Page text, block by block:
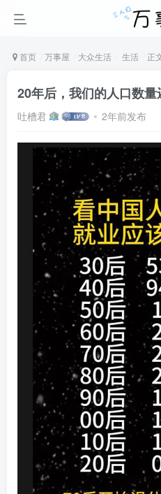
首页 万事屋 大众生活 生活 正
20年后，我们的人口数量
吐槽君 2年前发布